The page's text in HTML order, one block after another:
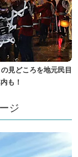
見どころを地元民目
も！
ジ